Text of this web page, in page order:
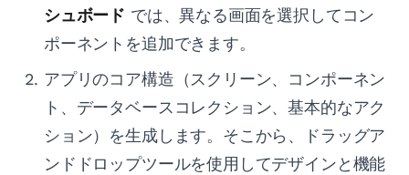
シュボード では、異なる画面を選択してコン
ポーネントを追加できます。
アプリのコア構造（スクリーン、コンポーネン
ト、データベースコレクション、基本的なアク
ション）を生成します。そこから、ドラッグア
ンドドロップツールを使用してデザインと機能